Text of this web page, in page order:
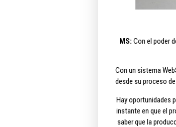
MS: Con el poder
Con un sistema
desde su proceso
Hay oportunidades
instante en que el
saber que la